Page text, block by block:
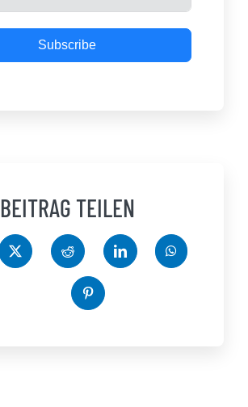
Subscribe
BEITRAG TEILEN